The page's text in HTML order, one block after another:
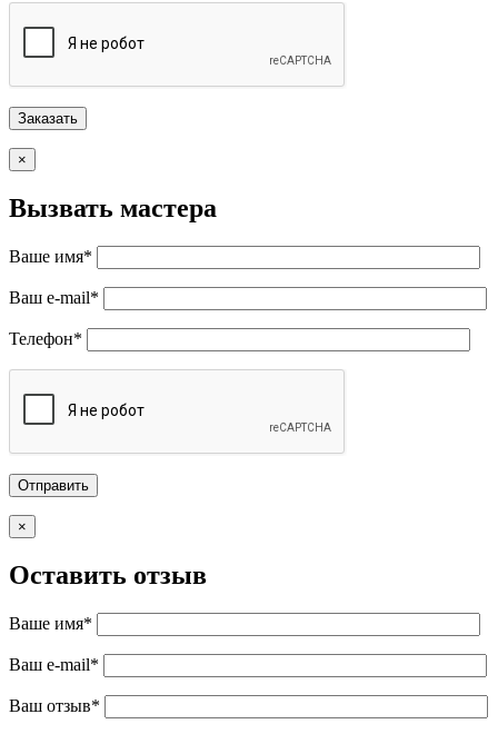
×
Вызвать мастера
Ваше имя*
Ваш e-mail*
Телефон*
×
Оставить отзыв
Ваше имя*
Ваш e-mail*
Ваш отзыв*